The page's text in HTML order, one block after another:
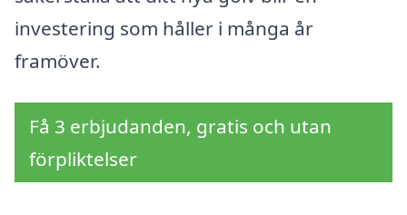
investering som håller i många år
framöver.
Få 3 erbjudanden, gratis och utan
förpliktelser